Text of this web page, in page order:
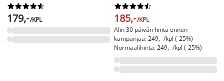






179,-/KPL






185,-/KPL
Alin 30 päivän hinta ennen
kampanjaa: 249,- /kpl (-25%)
Normaalihinta: 249,- /kpl (-25%)